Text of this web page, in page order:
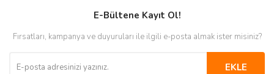
E-Bültene Kayıt Ol!
Fırsatları, kampanya ve duyuruları ile ilgili e-posta almak ister misiniz?
EKLE